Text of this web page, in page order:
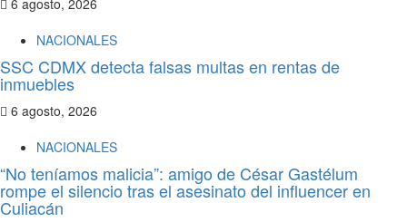
6 agosto, 2026
NACIONALES
SSC CDMX detecta falsas multas en rentas de
inmuebles
6 agosto, 2026
NACIONALES
“No teníamos malicia”: amigo de César Gastélum
rompe el silencio tras el asesinato del influencer en
Culiacán